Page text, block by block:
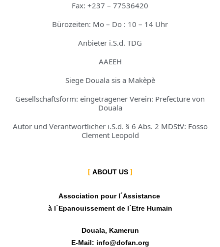
Fax: +237 – 77536420
Bürozeiten: Mo – Do : 10 – 14 Uhr
Anbieter i.S.d. TDG
AAEEH
Siege Douala sis a Makèpè
Gesellschaftsform: eingetragener Verein: Prefecture von
Douala
Autor und Verantwortlicher i.S.d. § 6 Abs. 2 MDStV: Fosso
Clement Leopold
ABOUT US
Association pour l´Assistance
à l´Epanouissement de l`Etre Humain
Douala, Kamerun
E-Mail: info@dofan.org